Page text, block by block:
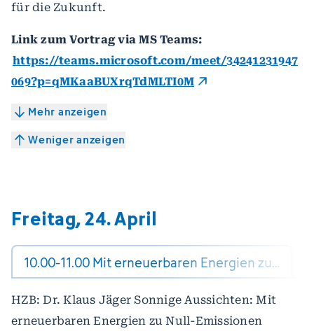
für die Zukunft.
Link zum Vortrag via MS Teams:
https://teams.microsoft.com/meet/34241231947
069?p=qMKaaBUXrqTdMLTI0M
Mehr anzeigen
Weniger anzeigen
Freitag, 24. April
10.00-11.00 Mit erneuerbaren Energien zu…
HZB: Dr. Klaus Jäger Sonnige Aussichten: Mit
erneuerbaren Energien zu Null-Emissionen